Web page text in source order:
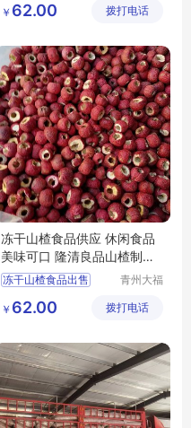
冻干山楂制品厂家出售
冻干山楂食品供应
展有限公
￥ 62.00 拨打电话
冻干山楂食品供应 休闲食品
美味可口 隆清良品山楂制品
批发
冻干山楂食品出售
冻干山楂制品厂家出售
冻干山楂食品
青州大福
展有限公
￥ 62.00 拨打电话